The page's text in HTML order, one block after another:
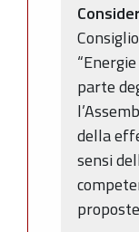
parte
della
sensi